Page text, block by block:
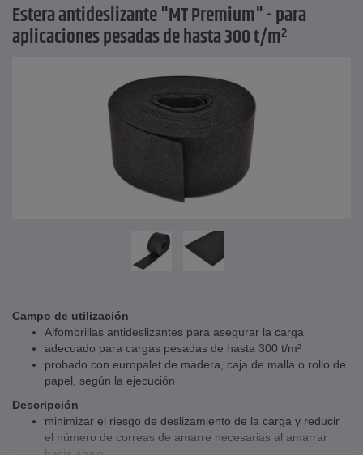
Estera antideslizante "MT Premium" - para
aplicaciones pesadas de hasta 300 t/m²
Campo de utilización
Alfombrillas antideslizantes para asegurar la carga
adecuado para cargas pesadas de hasta 300 t/m²
probado con europalet de madera, caja de malla o rollo de
papel, según la ejecución
Descripción
minimizar el riesgo de deslizamiento de la carga y reducir
el número de correas de amarre necesarias al amarrar